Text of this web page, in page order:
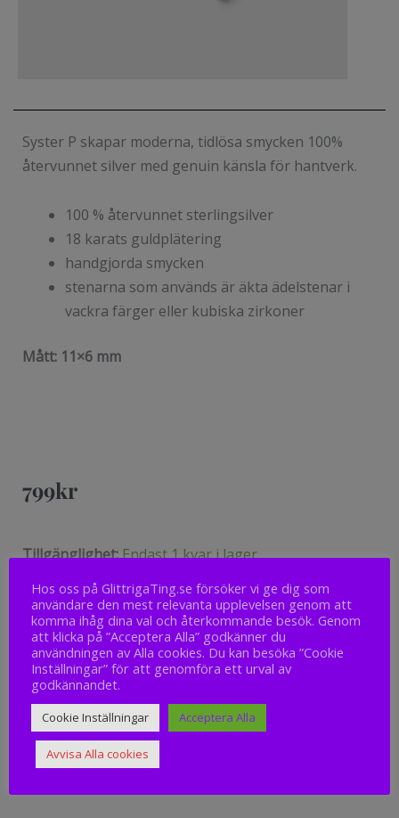
Syster P skapar moderna, tidlösa smycken 100%
återvunnet silver med genuin känsla för hantverk.
100 % återvunnet sterlingsilver
18 karats guldplätering
handgjorda smycken
stenarna som används är äkta ädelstenar i
vackra färger eller kubiska zirkoner
Mått: 11×6 mm
799kr
Tillgänglighet:Endast 1 kvar i lager
Syster
Örhänge
Katie
silver
mängd
Lägg till i varukorg
Hos oss på GlittrigaTing.se försöker vi ge dig som
användare den mest relevanta upplevelsen genom att
komma ihåg dina val och återkommande besök. Genom
att klicka på ”Acceptera Alla” godkänner du
användningen av Alla cookies. Du kan besöka ”Cookie
Inställningar” för att genomföra ett urval av
godkännandet.
Cookie Inställningar Acceptera Alla
Avvisa Alla cookies